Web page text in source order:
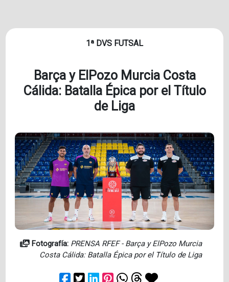
1ª DVS FUTSAL
Barça y ElPozo Murcia Costa
Cálida: Batalla Épica por el Título
de Liga
Fotografía: PRENSA RFEF - Barça y ElPozo Murcia
Costa Cálida: Batalla Épica por el Título de Liga